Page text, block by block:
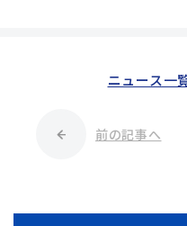
前の記事へ
ニュース一